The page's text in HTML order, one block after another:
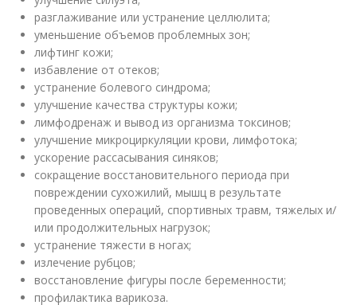
разглаживание или устранение целлюлита;
уменьшение объемов проблемных зон;
лифтинг кожи;
избавление от отеков;
устранение болевого синдрома;
улучшение качества структуры кожи;
лимфодренаж и вывод из организма токсинов;
улучшение микроциркуляции крови, лимфотока;
ускорение рассасывания синяков;
сокращение восстановительного периода при
повреждении сухожилий, мышц в результате
проведенных операций, спортивных травм, тяжелых и/
или продолжительных нагрузок;
устранение тяжести в ногах;
излечение рубцов;
восстановление фигуры после беременности;
профилактика варикоза.